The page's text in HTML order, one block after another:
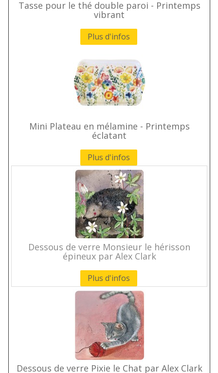
Tasse pour le thé double paroi - Printemps
vibrant
Plus d'infos
Mini Plateau en mélamine - Printemps
éclatant
Plus d'infos
Dessous de verre Monsieur le hérisson
épineux par Alex Clark
Plus d'infos
Dessous de verre Pixie le Chat par Alex Clark